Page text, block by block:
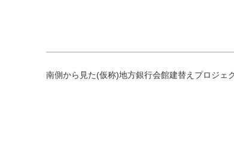
南側から見た(仮称)地方銀行会館建替えプロジェ